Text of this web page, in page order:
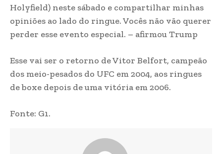
Holyfield) neste sábado e compartilhar minhas
opiniões ao lado do ringue. Vocês não vão querer
perder esse evento especial. – afirmou Trump
Esse vai ser o retorno de Vitor Belfort, campeão
dos meio-pesados do UFC em 2004, aos ringues
de boxe depois de uma vitória em 2006.
Fonte: G1.